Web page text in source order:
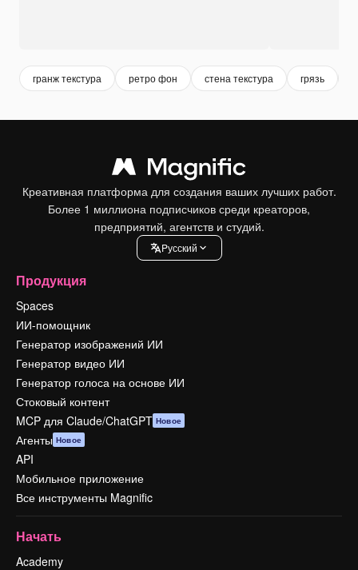
гранж текстура ретро фон стена текстура грязь
Креативная платформа для создания ваших лучших работ.
Более 1 миллиона подписчиков среди креаторов,
предприятий, агентств и студий.
Pусский
Продукция
Spaces
ИИ-помощник
Генератор изображений ИИ
Генератор видео ИИ
Генератор голоса на основе ИИ
Стоковый контент
MCP для Claude/ChatGPT Новое
Агенты Новое
API
Мобильное приложение
Все инструменты Magnific
Начать
Academy